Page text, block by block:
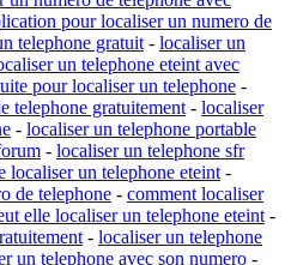
pour localiser un numero de
telephone gratuit - localiser un
un telephone eteint avec
pour localiser un telephone -
telephone gratuitement - localiser
- localiser un telephone portable
- localiser un telephone sfr
localiser un telephone eteint -
de telephone - comment localiser
elle localiser un telephone eteint -
- localiser un telephone
un telephone avec son numero -